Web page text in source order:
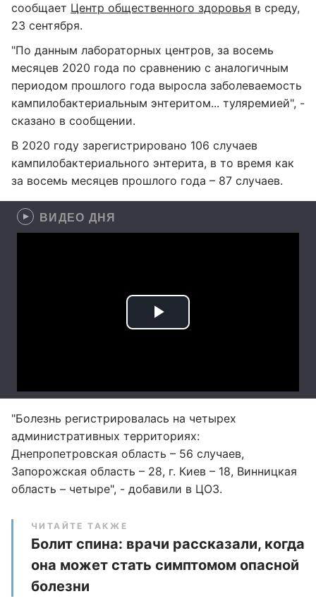
сообщает Центр общественного здоровья в среду,
23 сентября.
"По данным лабораторных центров, за восемь
месяцев 2020 года по сравнению с аналогичным
периодом прошлого года выросла заболеваемость
кампилобактериальным энтеритом... туляремией", -
сказано в сообщении.
В 2020 году зарегистрировано 106 случаев
кампилобактериального энтерита, в то время как
за восемь месяцев прошлого года – 87 случаев.
ВИДЕО ДНЯ
"Болезнь регистрировалась на четырех
административных территориях:
Днепропетровская область – 56 случаев,
Запорожская область – 28, г. Киев – 18, Винницкая
область – четыре", - добавили в ЦОЗ.
ЧИТАЙТЕ ТАКЖЕ
Болит спина: врачи рассказали, когда
она может стать симптомом опасной
болезни